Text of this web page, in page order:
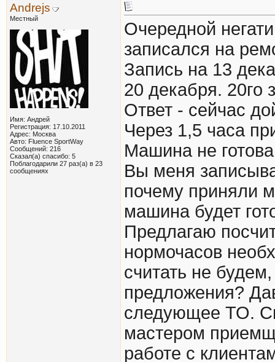
Andrejs
Местный
Имя: Андрей
Регистрация: 17.10.2011
Адрес: Москва
Авто: Fluence SportWay
Сообщений: 216
Сказал(а) спасибо: 5
Поблагодарили 27 раз(а) в 23
сообщениях
Очередной
записался на
Запись на 13
20 декабря. 20го
Ответ - сейчас
Через 1,5 часа
Машина не
Вы меня
почему приняли
машина будет
Предлагаю
нормочасов
считать не
предложения?
следующее ТО.
мастером
работе с